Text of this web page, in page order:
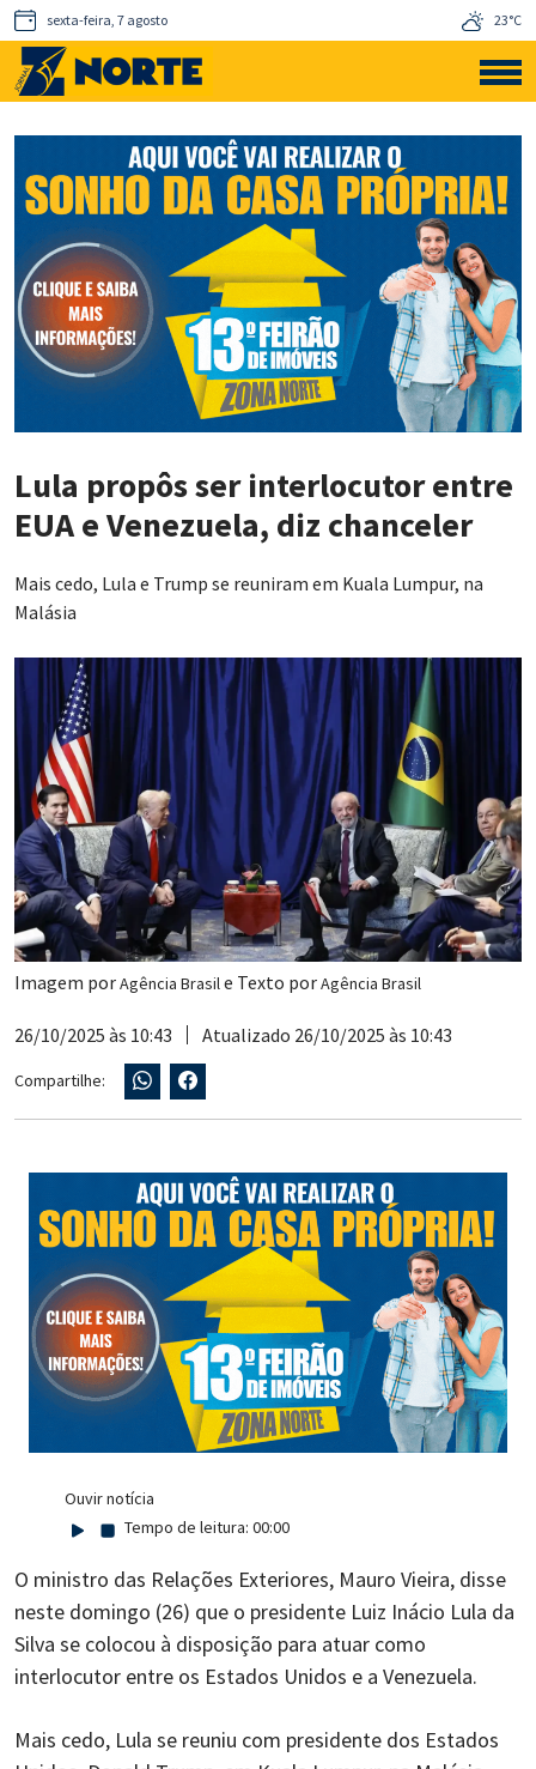
sexta-feira, 7 agosto 23°C
Lula propôs ser interlocutor entre
EUA e Venezuela, diz chanceler
Mais cedo, Lula e Trump se reuniram em Kuala Lumpur, na
Malásia
Imagem porAgência Brasile Texto porAgência Brasil
26/10/2025 às 10:43 Atualizado 26/10/2025 às 10:43
Compartilhe:
Ouvir notícia
Tempo de leitura: 00:00
O ministro das Relações Exteriores, Mauro Vieira, disse
neste domingo (26) que o presidente Luiz Inácio Lula da
Silva se colocou à disposição para atuar como
interlocutor entre os Estados Unidos e a Venezuela.
Mais cedo, Lula se reuniu com presidente dos Estados